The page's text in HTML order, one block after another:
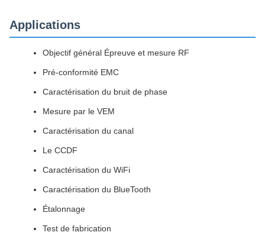
Applications
Objectif général Épreuve et mesure RF
Pré-conformité EMC
Caractérisation du bruit de phase
Mesure par le VEM
Caractérisation du canal
Le CCDF
Caractérisation du WiFi
Caractérisation du BlueTooth
Étalonnage
Test de fabrication